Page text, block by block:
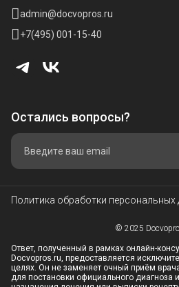
admin@docvopros.ru
+7(495) 001-15-40
Остались вопросы?
Политика обработки персональных
© 2025
Ответ, полученный в рамках онлайн-
Docvopros.ru, предоставляется
целях. Он не заменяет очный приём
для постановки официального диагноза